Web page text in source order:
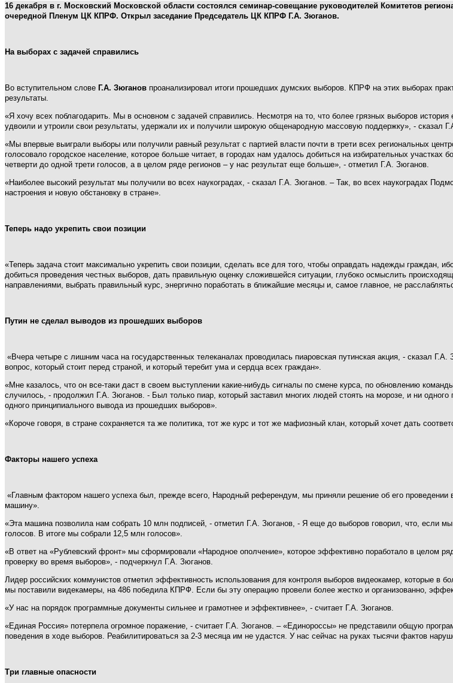
16 декабря в г. Московский Московской области состоялся семинар-совещание руководителей Комитетов
очередной Пленум ЦК КПРФ. Открыл заседание Председатель ЦК КПРФ Г.А. Зюганов.
На выборах с задачей справились
Во вступительном слове Г.А. Зюганов проанализировал итоги прошедших думских выборов. КПРФ на этих выборах
результаты.
«Я хочу всех поблагодарить. Мы в основном с задачей справились. Несмотря на то, что более грязных выборов
удвоили и утроили свои результаты, удержали их и получили широкую общенародную массовую поддержку», - сказал
«Мы впервые выиграли выборы или получили равный результат с партией власти почти в трети всех региональных
голосовало городское население, которое больше читает, в городах нам удалось добиться на избирательных
четверти до одной трети голосов, а в целом ряде регионов – у нас результат еще больше», - отметил Г.А. Зюганов.
«Наиболее высокий результат мы получили во всех наукоградах, - сказал Г.А. Зюганов. – Так, во всех наукоградах
настроения и новую обстановку в стране».
Теперь надо укрепить свои позиции
«Теперь задача стоит максимально укрепить свои позиции, сделать все для того, чтобы оправдать надежды
добиться проведения честных выборов, дать правильную оценку сложившейся ситуации, глубоко осмыслить
направлениями, выбрать правильный курс, энергично поработать в ближайшие месяцы и, самое главное, не
Путин не сделал выводов из прошедших выборов
«Вчера четыре с лишним часа на государственных телеканалах проводилась пиаровская путинская акция, - сказал
вопрос, который стоит перед страной, и который теребит ума и сердца всех граждан».
«Мне казалось, что он все-таки даст в своем выступлении какие-нибудь сигналы по смене курса, по обновлению
случилось, - продолжил Г.А. Зюганов. - Был только пиар, который заставил многих людей стоять на морозе, и ни
одного принципиального вывода из прошедших выборов».
«Короче говоря, в стране сохраняется та же политика, тот же курс и тот же мафиозный клан, который хочет дать
Факторы нашего успеха
«Главным фактором нашего успеха был, прежде всего, Народный референдум, мы приняли решение об его проведении
машину».
«Эта машина позволила нам собрать 10 млн подписей, - отметил Г.А. Зюганов, - Я еще до выборов говорил, что, если
голосов. В итоге мы собрали 12,5 млн голосов».
«В ответ на «Рублевский фронт» мы сформировали «Народное ополчение», которое эффективно поработало в целом
проверку во время выборов», - подчеркнул Г.А. Зюганов.
Лидер российских коммунистов отметил эффективность использования для контроля выборов видеокамер, которые в
мы поставили видекамеры, на 486 победила КПРФ. Если бы эту операцию провели более жестко и организованно,
«У нас на порядок программные документы сильнее и грамотнее и эффективнее», - считает Г.А. Зюганов.
«Единая Россия» потерпела огромное поражение, - считает Г.А. Зюганов. – «Единороссы» не представили общую
поведения в ходе выборов. Реабилитироваться за 2-3 месяца им не удастся. У нас сейчас на руках тысячи фактов
Три главные опасности